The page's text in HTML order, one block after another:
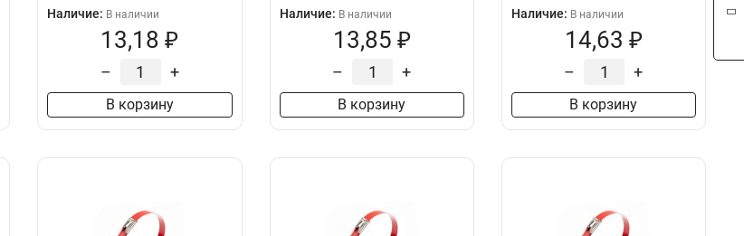
Наличие: В наличии
13,18 ₽
– +
В корзину
Наличие: В наличии
13,85 ₽
– +
В корзину
Наличие: В наличии
14,63 ₽
– +
В корзину